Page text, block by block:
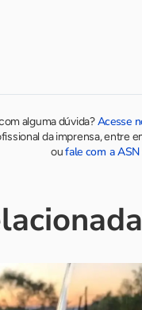
alguma dúvida?Acesse
da imprensa, entre
oufale com a